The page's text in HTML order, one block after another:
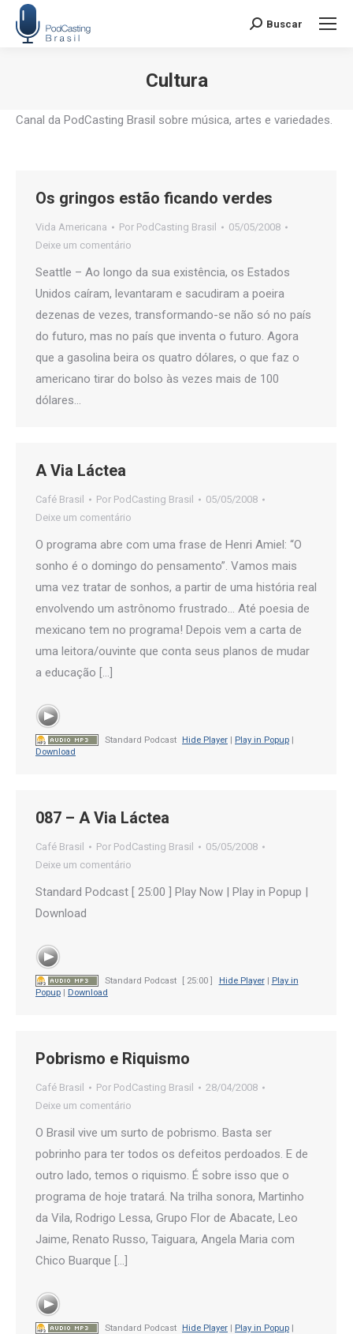
Search:
Buscar
Cultura
Canal da PodCasting Brasil sobre música, artes e variedades.
Os gringos estão ficando verdes
Vida Americana Por PodCasting Brasil
05/05/2008
Deixe um comentário
Seattle – Ao longo da sua existência, os Estados
Unidos caíram, levantaram e sacudiram a poeira
dezenas de vezes, transformando-se não só no país
do futuro, mas no país que inventa o futuro. Agora
que a gasolina beira os quatro dólares, o que faz o
americano tirar do bolso às vezes mais de 100
dólares…
A Via Láctea
Café Brasil Por PodCasting Brasil
05/05/2008
Deixe um comentário
O programa abre com uma frase de Henri Amiel: “O
sonho é o domingo do pensamento”. Vamos mais
uma vez tratar de sonhos, a partir de uma história real
envolvendo um astrônomo frustrado… Até poesia de
mexicano tem no programa! Depois vem a carta de
uma leitora/ouvinte que conta seus planos de mudar
a educação […]
Standard Podcast Hide Player | Play in Popup |
Download
087 – A Via Láctea
Café Brasil Por PodCasting Brasil
05/05/2008
Deixe um comentário
Standard Podcast [ 25:00 ] Play Now | Play in Popup |
Download
Standard Podcast [ 25:00 ] Hide Player| Play in
Popup
Download
Pobrismo e Riquismo
Café Brasil Por PodCasting Brasil
28/04/2008
Deixe um comentário
O Brasil vive um surto de pobrismo. Basta ser
pobrinho para ter todos os defeitos perdoados. E de
outro lado, temos o riquismo. É sobre isso que o
programa de hoje tratará. Na trilha sonora, Martinho
da Vila, Rodrigo Lessa, Grupo Flor de Abacate, Leo
Jaime, Renato Russo, Taiguara, Angela Maria com
Chico Buarque […]
Standard Podcast Hide Player | Play in Popup |